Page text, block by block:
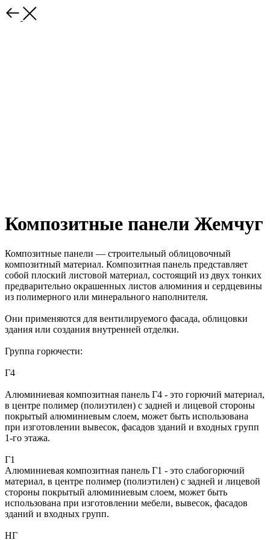
Композитные панели Жемчуг
Композитные панели — строительный облицовочный
композитный материал. Композитная панель представляет
собой плоский листовой материал, состоящий из двух тонких
предварительно окрашенных листов алюминия и сердцевины
из полимерного или минерального наполнителя.
Они применяются для вентилируемого фасада, облицовки
здания или создания внутренней отделки.
Группа горючести:
Г4
Алюминиевая композитная панель Г4 - это горючий материал,
в центре полимер (полиэтилен) с задней и лицевой стороны
покрытый алюминиевым слоем, может быть использована
при изготовлении вывесок, фасадов зданий и входных групп
1-го этажа.
Г1
Алюминиевая композитная панель Г1 - это слабогорючий
материал, в центре полимер (полиэтилен) с задней и лицевой
стороны покрытый алюминиевым слоем, может быть
использована при изготовлении мебели, вывесок, фасадов
зданий и входных групп.
НГ